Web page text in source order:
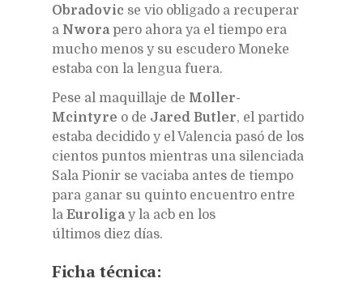
Obradovic se vio obligado a recuperar
a Nwora pero ahora ya el tiempo era
mucho menos y su escudero Moneke
estaba con la lengua fuera.
Pese al maquillaje de Moller-
Mcintyre o de Jared Butler, el partido
estaba decidido y el Valencia pasó de los
cientos puntos mientras una silenciada
Sala Pionir se vaciaba antes de tiempo
para ganar su quinto encuentro entre
la Euroliga y la acb en los
últimos diez días.
Ficha técnica: